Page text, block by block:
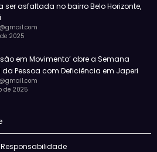
ser asfaltada no bairro Belo Horizonte,
2025
em Movimento’ abre a Semana
Pessoa com Deficiência em Japeri
de 2025